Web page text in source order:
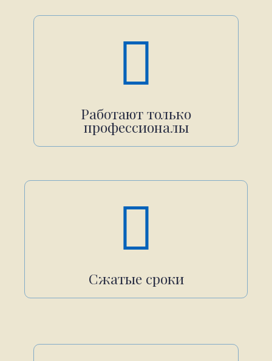
Работают только
профессионалы
Сжатые сроки